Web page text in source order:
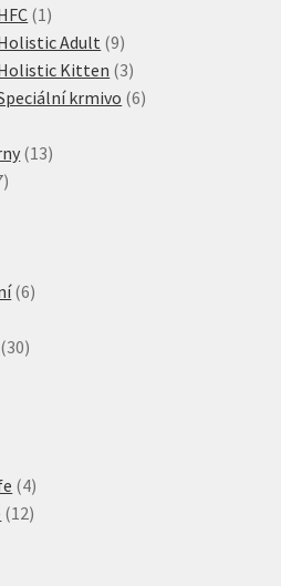
1 1
produkt
Adult 99
produktů
Kitten 33
produkty
krmivo 66
1313
27
66
3030
44
produkty
1212